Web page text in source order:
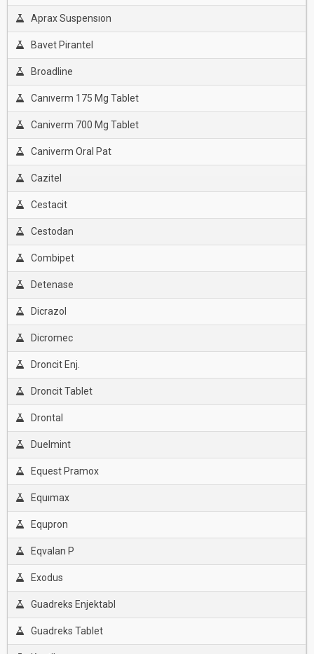
Aprax Suspensıon
Bavet Pirantel
Broadline
Canıverm 175 Mg Tablet
Caniverm 700 Mg Tablet
Caniverm Oral Pat
Cazitel
Cestacit
Cestodan
Combipet
Detenase
Dicrazol
Dicromec
Droncit Enj.
Droncit Tablet
Drontal
Duelmint
Equest Pramox
Equımax
Equpron
Eqvalan P
Exodus
Guadreks Enjektabl
Guadreks Tablet